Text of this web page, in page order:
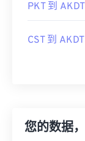
PKT 到 AKDT
CST 到 AKDT
您的数据